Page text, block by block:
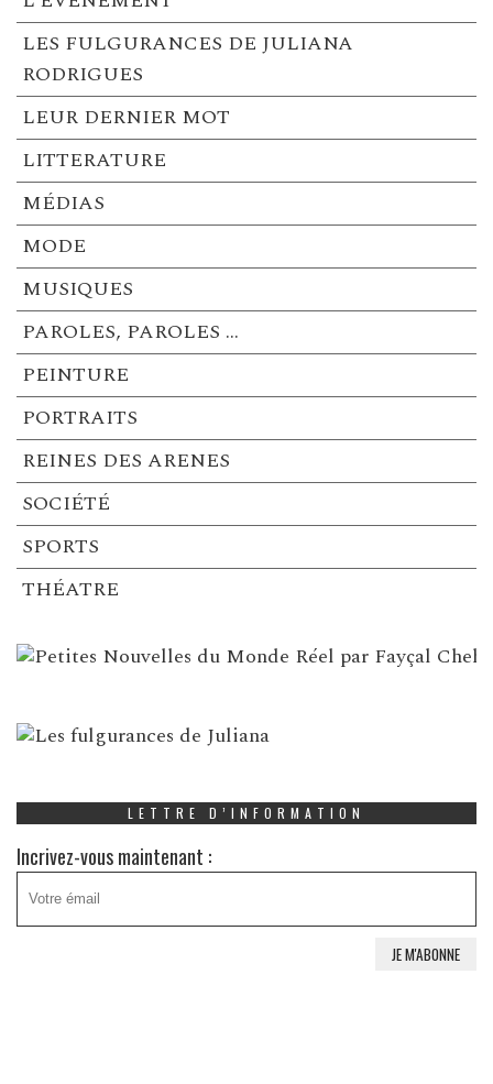
LES FULGURANCES DE JULIANA
RODRIGUES
LEUR DERNIER MOT
LITTERATURE
MÉDIAS
MODE
MUSIQUES
PAROLES, PAROLES …
PEINTURE
PORTRAITS
REINES DES ARENES
SOCIÉTÉ
SPORTS
THÉATRE
LETTRE D’INFORMATION
Incrivez-vous maintenant :